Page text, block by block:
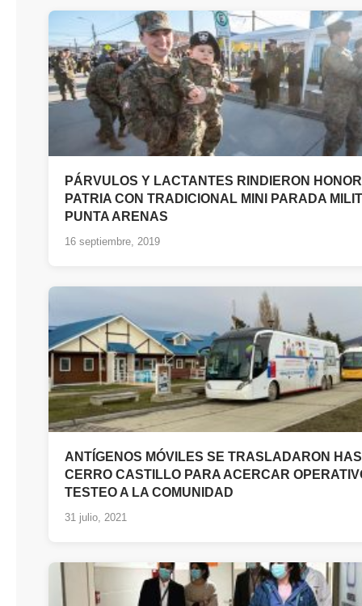
PÁRVULOS Y LACTANTES RINDIERON
PATRIA CON TRADICIONAL MINI PARADA
PUNTA ARENAS
16 septiembre, 2019
ANTÍGENOS MÓVILES SE TRASLADARON
CERRO CASTILLO PARA ACERCAR
TESTEO A LA COMUNIDAD
31 julio, 2021